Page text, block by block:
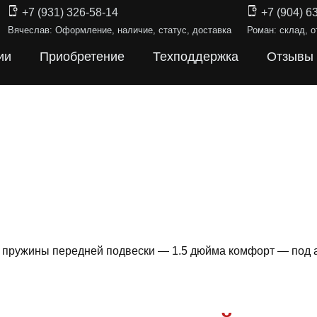
+7 (931) 326-58-14
Вячеслав: Оформление, наличие, статус, доставка
+7 (904)
Роман: склад,
Приобретение Техподдержка Отзывы
передней подвески — 1.5 дюйма комфорт — под